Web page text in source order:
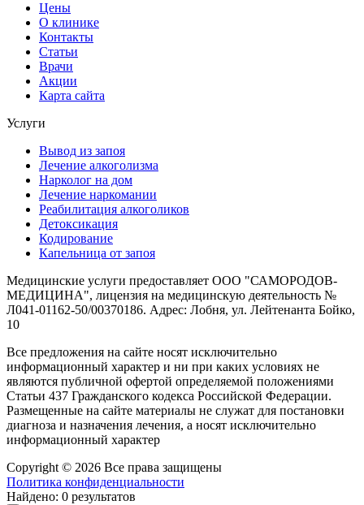
Цены
О клинике
Контакты
Статьи
Врачи
Акции
Карта сайта
Услуги
Вывод из запоя
Лечение алкоголизма
Нарколог на дом
Лечение наркомании
Реабилитация алкоголиков
Детоксикация
Кодирование
Капельница от запоя
Медицинские услуги предоставляет ООО "САМОРОДОВ-
МЕДИЦИНА", лицензия на медицинскую деятельность №
Л041-01162-50/00370186. Адрес: Лобня, ул. Лейтенанта Бойко,
10
Все предложения на сайте носят исключительно
информационный характер и ни при каких условиях не
являются публичной офертой определяемой положениями
Статьи 437 Гражданского кодекса Российской Федерации.
Размещенные на сайте материалы не служат для постановки
диагноза и назначения лечения, а носят исключительно
информационный характер
Copyright © 2026 Все права защищены
Политика конфиденциальности
Найдено: 0 результатов